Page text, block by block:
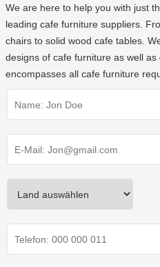
We are here to help you with just
leading cafe furniture suppliers.
chairs to solid wood cafe tables.
designs of cafe furniture as well
encompasses all cafe furniture